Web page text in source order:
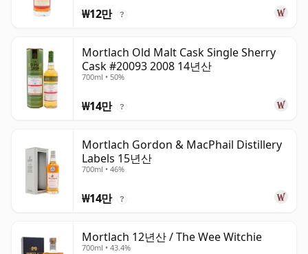
₩12만 ?
Mortlach Old Malt Cask Single Sherry
Cask #20093 2008 14년산
700ml • 50%
₩14만 ?
Mortlach Gordon & MacPhail Distillery
Labels 15년산
700ml • 46%
₩14만 ?
Mortlach 12년산 / The Wee Witchie
700ml • 43.4%